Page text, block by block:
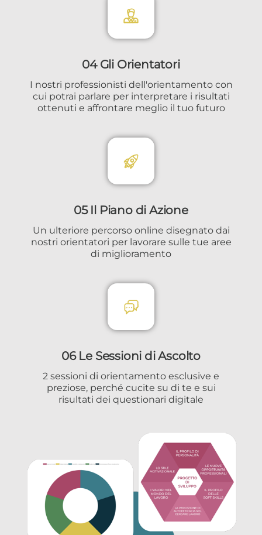
04 Gli Orientatori
I nostri professionisti dell'orientamento con
cui potrai parlare per interpretare i risultati
ottenuti e affrontare meglio il tuo futuro
05 Il Piano di Azione
Un ulteriore percorso online disegnato dai
nostri orientatori per lavorare sulle tue aree
di miglioramento
06 Le Sessioni di Ascolto
2 sessioni di orientamento esclusive e
preziose, perché cucite su di te e sui
risultati dei questionari digitale